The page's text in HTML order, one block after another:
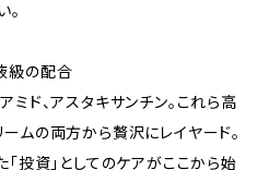
。
級の配合
ミド、アスタキサンチン。これら高
ムの両方から贅沢にレイヤード。
投資」としてのケアがここから始